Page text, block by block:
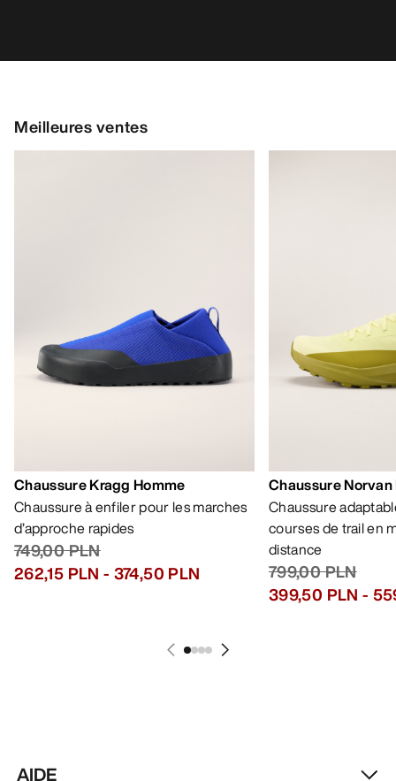
Meilleures ventes
Chaussure Kragg Homme
Chaussure à enfiler pour les marches
d’approche rapides
749,00 PLN
262,15 PLN - 374,50 PLN
Chaussure
Chaussure
courses de trail en
distance
799,00 PLN
399,50 PLN -
AIDE